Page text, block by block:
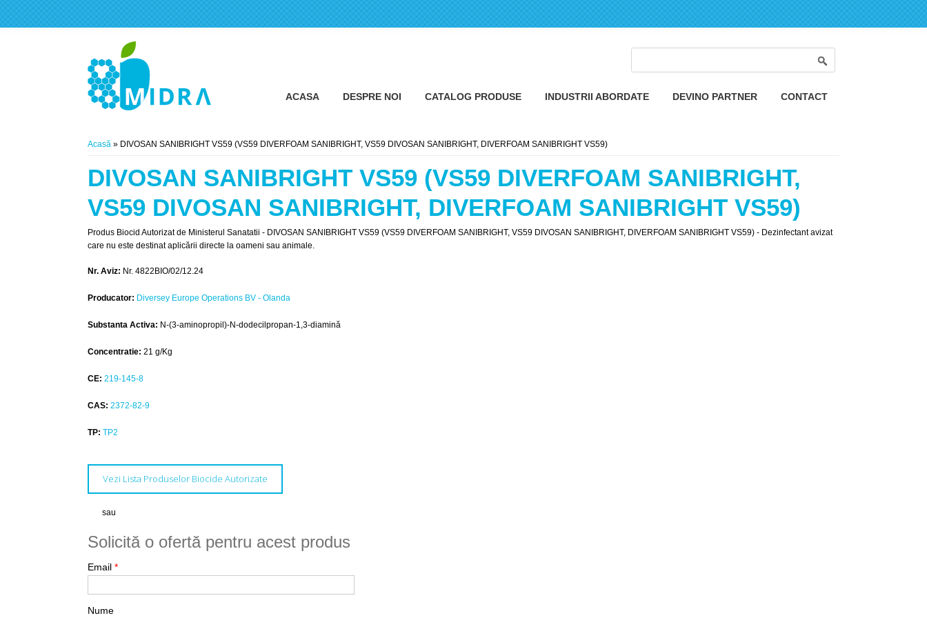
ACASA DESPRE NOI CATALOG PRODUSE INDUSTRII ABORDATE DEVINO PARTNER CONTACT
Eşti aici
Acasă » DIVOSAN SANIBRIGHT VS59 (VS59 DIVERFOAM SANIBRIGHT, VS59 DIVOSAN SANIBRIGHT, DIVERFOAM SANIBRIGHT VS59)
DIVOSAN SANIBRIGHT VS59 (VS59 DIVERFOAM SANIBRIGHT,
VS59 DIVOSAN SANIBRIGHT, DIVERFOAM SANIBRIGHT VS59)
Produs Biocid Autorizat de Ministerul Sanatatii - DIVOSAN SANIBRIGHT VS59 (VS59 DIVERFOAM SANIBRIGHT, VS59 DIVOSAN SANIBRIGHT, DIVERFOAM SANIBRIGHT VS59) - Dezinfectant avizat
care nu este destinat aplicării directe la oameni sau animale.
Nr. Aviz: Nr. 4822BIO/02/12.24
Producator: Diversey Europe Operations BV - Olanda
Substanta Activa: N-(3-aminopropil)-N-dodecilpropan-1,3-diamină
Concentratie: 21 g/Kg
CE: 219-145-8
CAS: 2372-82-9
TP: TP2
Vezi Lista Produselor Biocide Autorizate
sau
Solicită o ofertă pentru acest produs
Email *
Nume